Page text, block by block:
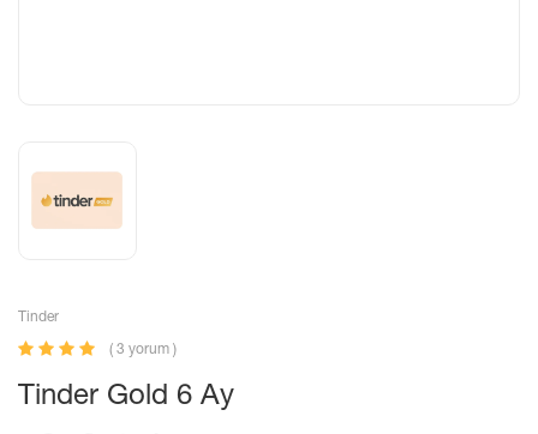
Tinder
( 3 yorum )
Tinder Gold 6 Ay